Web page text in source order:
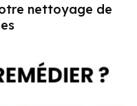
nettoyage de